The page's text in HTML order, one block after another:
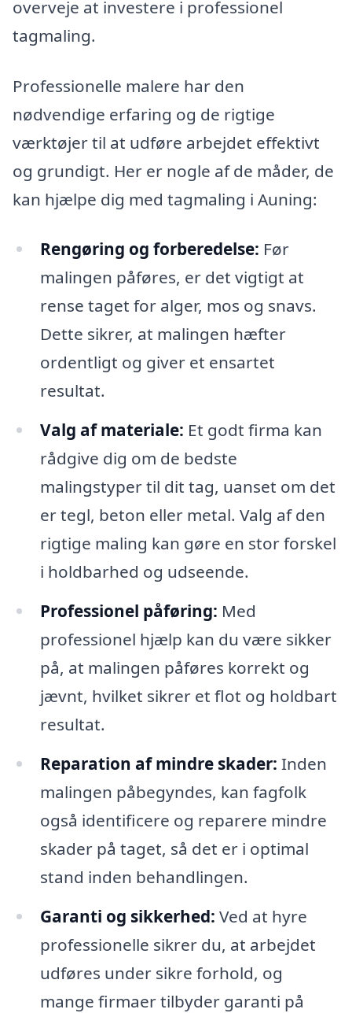
overveje at investere i professionel
tagmaling.
Professionelle malere har den
nødvendige erfaring og de rigtige
værktøjer til at udføre arbejdet effektivt
og grundigt. Her er nogle af de måder, de
kan hjælpe dig med tagmaling i Auning:
Rengøring og forberedelse: Før
malingen påføres, er det vigtigt at
rense taget for alger, mos og snavs.
Dette sikrer, at malingen hæfter
ordentligt og giver et ensartet
resultat.
Valg af materiale: Et godt firma kan
rådgive dig om de bedste
malingstyper til dit tag, uanset om det
er tegl, beton eller metal. Valg af den
rigtige maling kan gøre en stor forskel
i holdbarhed og udseende.
Professionel påføring: Med
professionel hjælp kan du være sikker
på, at malingen påføres korrekt og
jævnt, hvilket sikrer et flot og holdbart
resultat.
Reparation af mindre skader: Inden
malingen påbegyndes, kan fagfolk
også identificere og reparere mindre
skader på taget, så det er i optimal
stand inden behandlingen.
Garanti og sikkerhed: Ved at hyre
professionelle sikrer du, at arbejdet
udføres under sikre forhold, og
mange firmaer tilbyder garanti på